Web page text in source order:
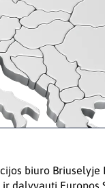
biuro Briuselyje
dalyvauti Europos